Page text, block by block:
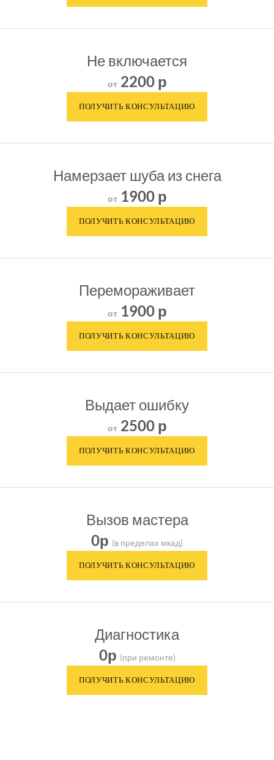
Не включается
от2200 р
Намерзает шуба из снега
от1900 р
Перемораживает
от1900 р
Выдает ошибку
от2500 р
Вызов мастера
0р (в пределах мкад)
Диагностика
0р (при ремонте)